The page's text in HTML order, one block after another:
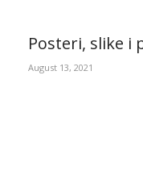
Posteri, slike i
August 13, 2021